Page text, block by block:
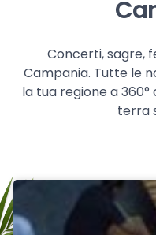
Concerti, sagre,
Campania. Tutte le
la tua regione a
terra